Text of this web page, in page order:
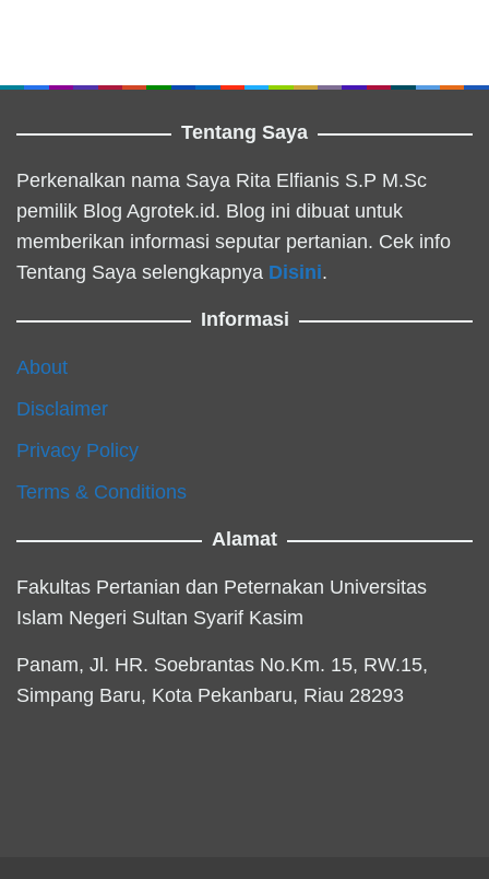
Tentang Saya
Perkenalkan nama Saya Rita Elfianis S.P M.Sc
pemilik Blog Agrotek.id. Blog ini dibuat untuk
memberikan informasi seputar pertanian. Cek info
Tentang Saya selengkapnya Disini.
Informasi
About
Disclaimer
Privacy Policy
Terms & Conditions
Alamat
Fakultas Pertanian dan Peternakan Universitas
Islam Negeri Sultan Syarif Kasim
Panam, Jl. HR. Soebrantas No.Km. 15, RW.15,
Simpang Baru, Kota Pekanbaru, Riau 28293